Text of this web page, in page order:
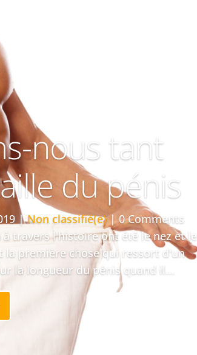
nous tant
du pénis
|Non classifié(e)| 0 Comments
à travers l'histoire ont été le nez et le
la première chose qui ressort d'un
la longueur du pénis quand il...